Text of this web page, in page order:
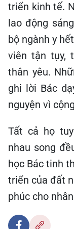
triển kinh tế.
lao động
bộ ngành y
viên tận tụy,
thân yêu.
ghi lời Bác
nguyện vì
Tất cả họ
nhau song
học Bác tinh
triển của đất
phúc cho